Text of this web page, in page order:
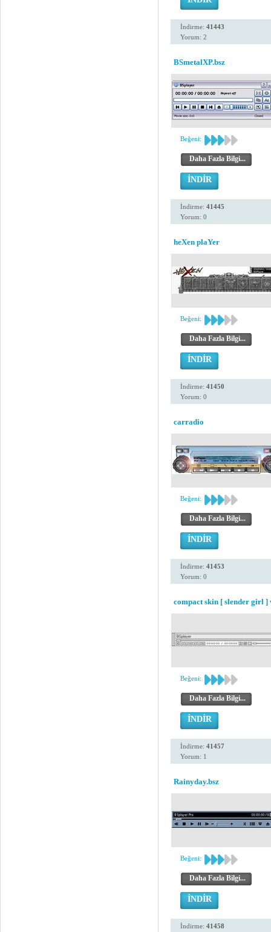
İndirme: 41443
Yorum: 2
BSmetalXP.bsz
Beğeni:
Daha Fazla Bilgi...
İNDİR
İndirme: 41445
Yorum: 0
heXen plaYer
Beğeni:
Daha Fazla Bilgi...
İNDİR
İndirme: 41450
Yorum: 0
carradio
Beğeni:
Daha Fazla Bilgi...
İNDİR
İndirme: 41453
Yorum: 0
compact skin [ slender girl ]
Beğeni:
Daha Fazla Bilgi...
İNDİR
İndirme: 41457
Yorum: 1
Rainyday.bsz
Beğeni:
Daha Fazla Bilgi...
İNDİR
İndirme: 41458